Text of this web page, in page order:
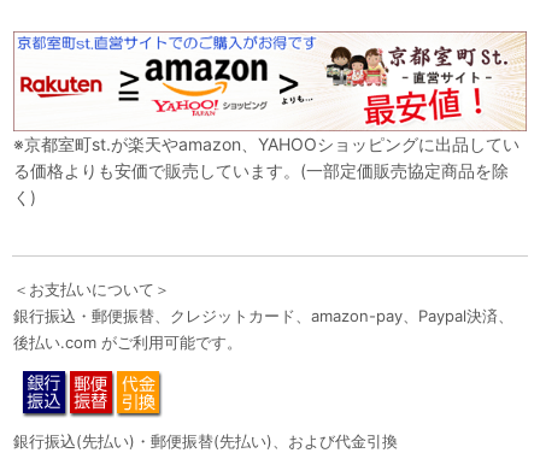
※京都室町st.が楽天やamazon、YAHOOショッピングに出品してい
る価格よりも安価で販売しています。(一部定価販売協定商品を除
く)
＜お支払いについて＞
銀行振込・郵便振替、クレジットカード、amazon-pay、Paypal決済、
後払い.com がご利用可能です。
銀行振込(先払い)・郵便振替(先払い)、および代金引換